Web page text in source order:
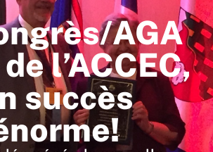
AGA
l’ACCEC,
succès